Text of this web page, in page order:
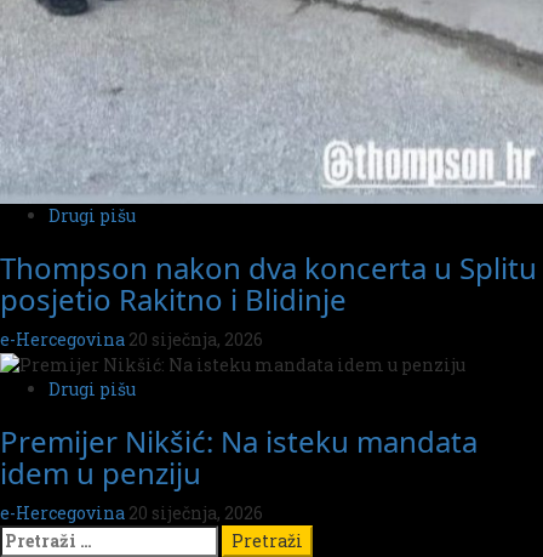
Drugi pišu
Thompson nakon dva koncerta u Splitu
posjetio Rakitno i Blidinje
e-Hercegovina 20 siječnja, 2026
Drugi pišu
Premijer Nikšić: Na isteku mandata
idem u penziju
e-Hercegovina 20 siječnja, 2026
Pretraži: